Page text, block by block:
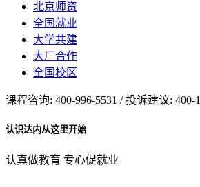
北京师资
全国就业
大学共建
大厂合作
全国校区
课程咨询: 400-996-5531 / 投诉建议: 400-
认识达内从这里开始
认真做教育 专心促就业